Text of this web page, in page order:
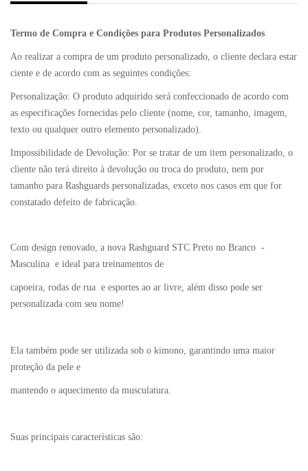
Termo de Compra e Condições para Produtos Personalizados
Ao realizar a compra de um produto personalizado, o cliente declara estar
ciente e de acordo com as seguintes condições:
Personalização: O produto adquirido será confeccionado de acordo com
as especificações fornecidas pelo cliente (nome, cor, tamanho, imagem,
texto ou qualquer outro elemento personalizado).
Impossibilidade de Devolução: Por se tratar de um item personalizado, o
cliente não terá direito à devolução ou troca do produto, nem por
tamanho para Rashguards personalizadas, exceto nos casos em que for
constatado defeito de fabricação.
Com design renovado, a nova Rashguard STC Preto no Branco -
Masculina e ideal para treinamentos de
capoeira, rodas de rua e esportes ao ar livre, além disso pode ser
personalizada com seu nome!
Ela também pode ser utilizada sob o kimono, garantindo uma maior
proteção da pele e
mantendo o aquecimento da musculatura.
Suas principais características são: